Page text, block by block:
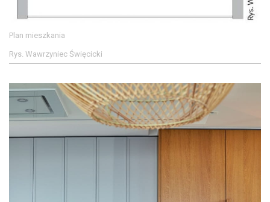
Plan mieszkania
Rys. Wawrzyniec Święcicki